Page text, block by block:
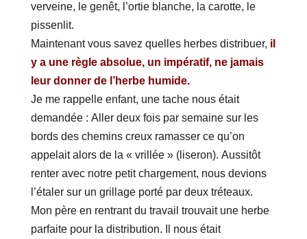
verveine, le genêt, l’ortie blanche, la carotte, le
pissenlit.
Maintenant vous savez quelles herbes distribuer, il
y a une règle absolue, un impératif, ne jamais
leur donner de l’herbe humide.
Je me rappelle enfant, une tache nous était
demandée : Aller deux fois par semaine sur les
bords des chemins creux ramasser ce qu’on
appelait alors de la « vrillée » (liseron). Aussitôt
renter avec notre petit chargement, nous devions
l’étaler sur un grillage porté par deux tréteaux.
Mon père en rentrant du travail trouvait une herbe
parfaite pour la distribution. Il nous était